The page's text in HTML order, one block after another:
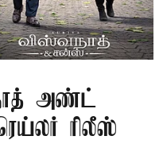
அண்ட்
ரிலீஸ்